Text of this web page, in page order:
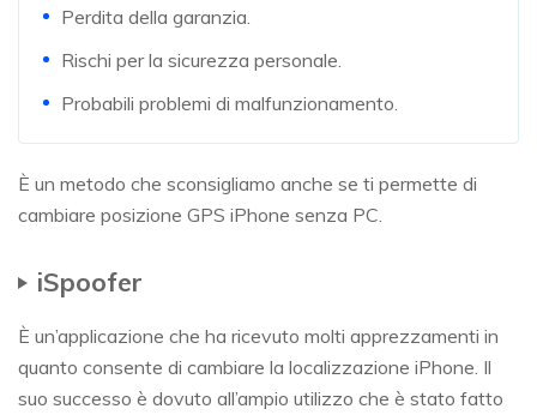
Perdita della garanzia.
Rischi per la sicurezza personale.
Probabili problemi di malfunzionamento.
È un metodo che sconsigliamo anche se ti permette di
cambiare posizione GPS iPhone senza PC.
iSpoofer
È un’applicazione che ha ricevuto molti apprezzamenti in
quanto consente di cambiare la localizzazione iPhone. Il
suo successo è dovuto all’ampio utilizzo che è stato fatto